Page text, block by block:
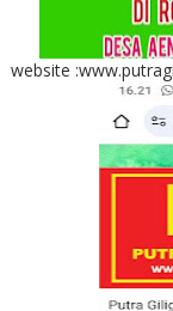
website